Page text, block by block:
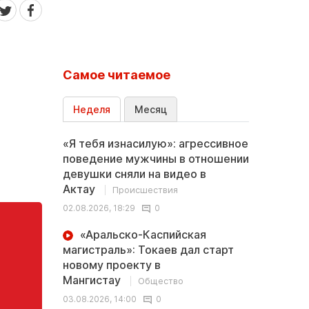
Самое читаемое
Неделя Месяц
«Я тебя изнасилую»: агрессивное
поведение мужчины в отношении
девушки сняли на видео в
Актау
Происшествия
02.08.2026, 18:29
0
«Аральско-Каспийская
магистраль»: Токаев дал старт
новому проекту в
Мангистау
Общество
03.08.2026, 14:00
0